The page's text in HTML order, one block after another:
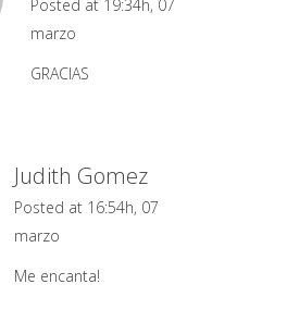
Posted at 19:34h, 07
marzo
GRACIAS
Judith Gomez
Posted at 16:54h, 07
marzo
Me encanta!